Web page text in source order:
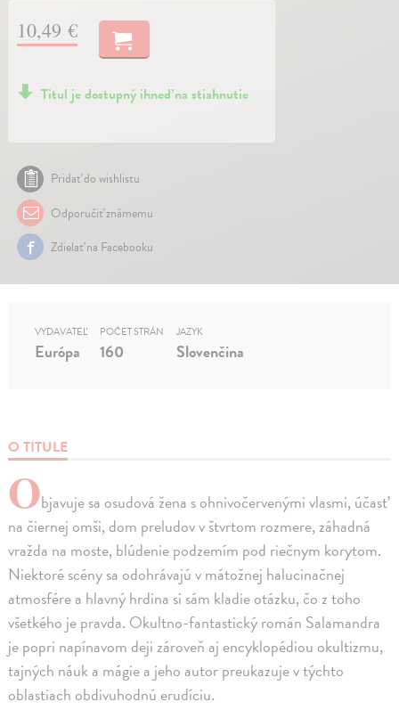
10,49 €
Titul je dostupný ihneď na stiahnutie
Pridať do wishlistu
Odporučiť známemu
Zdielať na Facebooku
O TITULE
Objavuje sa osudová žena s ohnivočervenými vlasmi, účasť
na čiernej omši, dom preludov v štvrtom rozmere, záhadná
vražda na moste, blúdenie podzemím pod riečnym korytom.
Niektoré scény sa odohrávajú v mátožnej halucinačnej
atmosfére a hlavný hrdina si sám kladie otázku, čo z toho
všetkého je pravda. Okultno-fantastický román Salamandra
je popri napínavom deji zároveň aj encyklopédiou okultizmu,
tajných náuk a mágie a jeho autor preukazuje v týchto
oblastiach obdivuhodnú erudíciu.
VYDAVATEĽ
Európa
POČET STRÁN
160
JAZYK
Slovenčina